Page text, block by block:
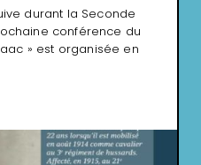
durant la Seconde
conférence du
» est organisée en